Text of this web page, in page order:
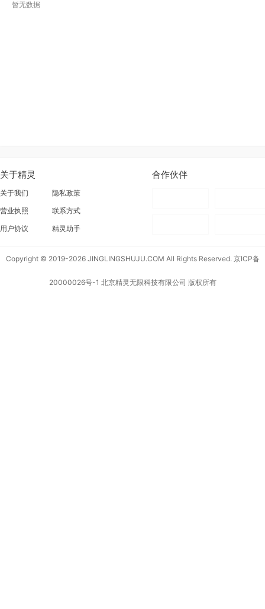
暂无数据
关于精灵
关于我们
营业执照
用户协议
隐私政策
联系方式
精灵助手
合作伙伴
Copyright © 2019-2026 JINGLINGSHUJU.COM All Rights Reserved.京ICP备
20000026号-1 北京精灵无限科技有限公司 版权所有